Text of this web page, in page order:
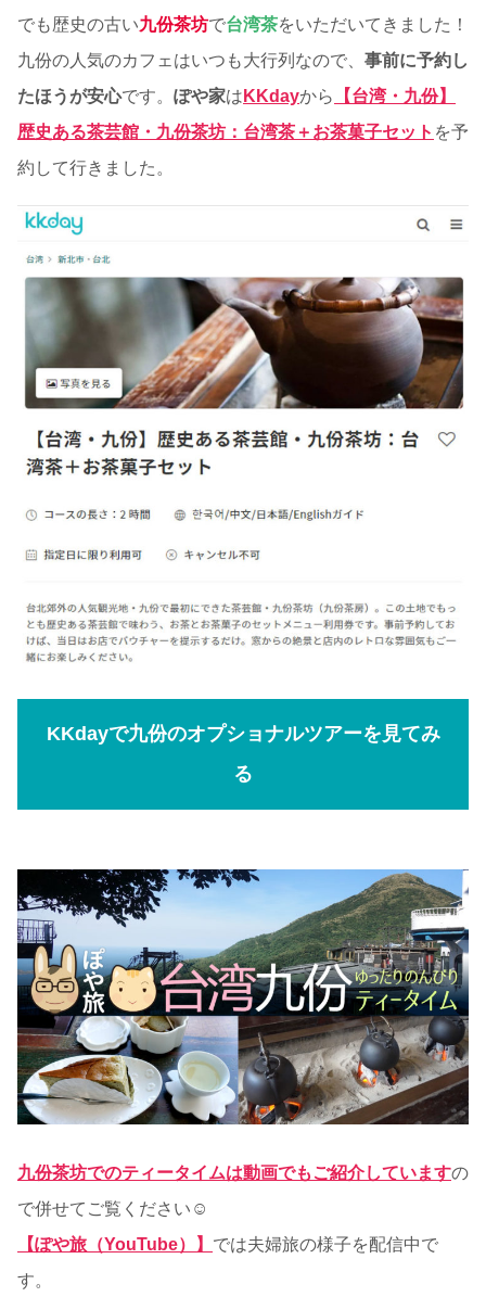
でも歴史の古い九份茶坊で台湾茶をいただいてきました！
九份の人気のカフェはいつも大行列なので、 事前に予約し
たほうが安心です。 ぽや家は KKdayから
【台湾・九份】
歴史ある茶芸館・九份茶坊：台湾茶＋お茶菓子セット を予
約して行きました。
KKdayで九份のオプショナルツアーを見てみ
る
九份茶坊でのティータイムは動画でもご紹介していますの
で併せてご覧ください☺
【ぽや旅（YouTube）】 では夫婦旅の様子を配信中で
す。